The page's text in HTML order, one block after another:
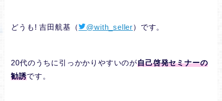
どうも! 吉田航基（ @with_seller）です。
20代のうちに引っかかりやすいのが自己啓発セミナーの
勧誘です。